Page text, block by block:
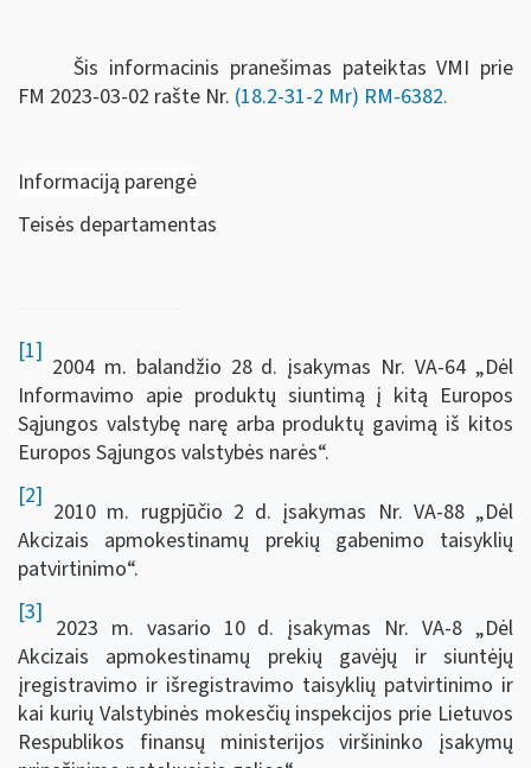
Šis informacinis pranešimas pateiktas VMI prie
FM 2023-03-02 rašte Nr. (18.2-31-2 Mr) RM-6382.
Informaciją parengė
Teisės departamentas
[1]
2004 m. balandžio 28 d. įsakymas Nr. VA-64 „Dėl
Informavimo apie produktų siuntimą į kitą Europos
Sąjungos valstybę narę arba produktų gavimą iš kitos
Europos Sąjungos valstybės narės“.
[2]
2010 m. rugpjūčio 2 d. įsakymas Nr. VA-88 „Dėl
Akcizais apmokestinamų prekių gabenimo taisyklių
patvirtinimo“.
[3]
2023 m. vasario 10 d. įsakymas Nr. VA-8 „Dėl
Akcizais apmokestinamų prekių gavėjų ir siuntėjų
įregistravimo ir išregistravimo taisyklių patvirtinimo ir
kai kurių Valstybinės mokesčių inspekcijos prie Lietuvos
Respublikos finansų ministerijos viršininko įsakymų